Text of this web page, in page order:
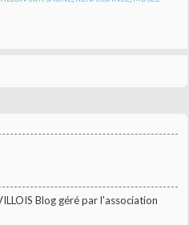
Blog géré par l'association